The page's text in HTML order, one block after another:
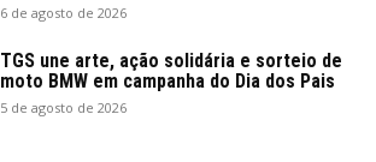
6 de agosto de 2026
TGS une arte, ação solidária e sorteio de
moto BMW em campanha do Dia dos Pais
5 de agosto de 2026